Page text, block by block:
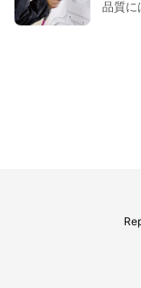
品質に
の擦